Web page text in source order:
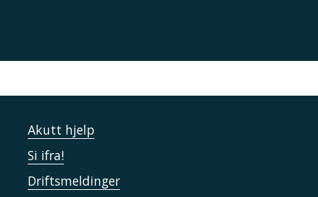
Akutt hjelp
Si ifra!
Driftsmeldinger